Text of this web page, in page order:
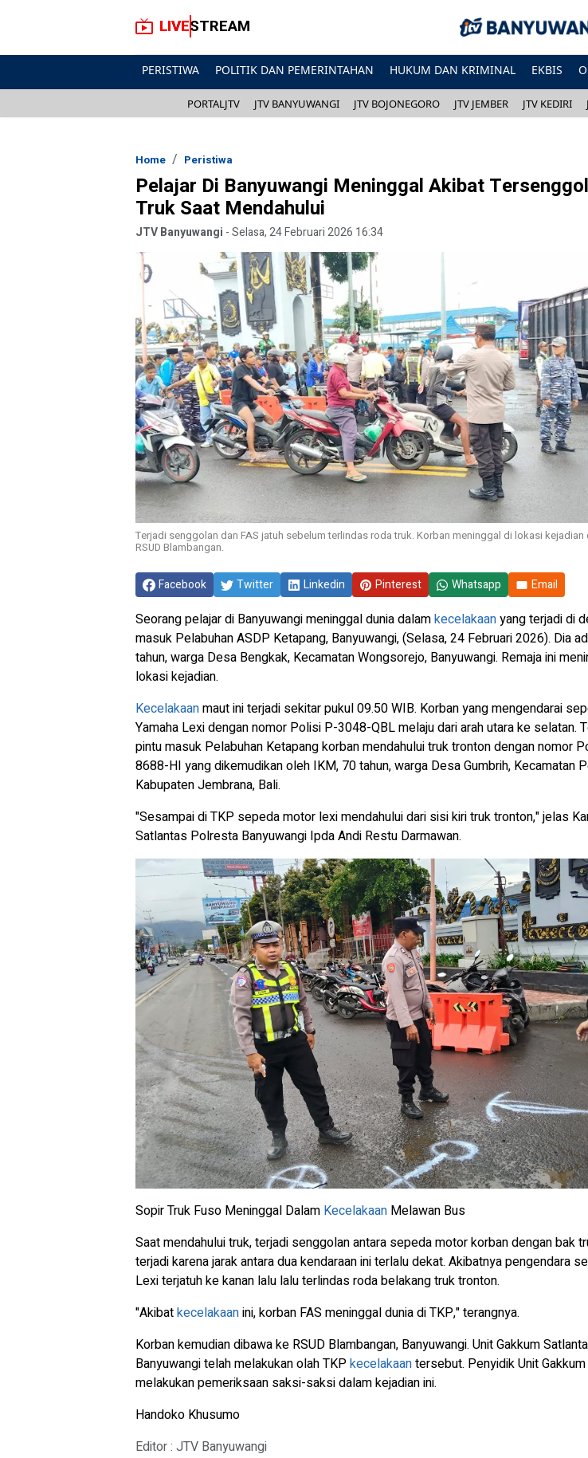
LIVESTREAM
PERISTIWA POLITIK DAN PEMERINTAHAN HUKUM DAN KRIMINAL EKBIS
PORTALJTV JTV BANYUWANGI JTV BOJONEGORO JTV JEMBER JTV KEDIRI
Home Peristiwa
Pelajar Di Banyuwangi Meninggal Akibat
Truk Saat Mendahului
JTV Banyuwangi -Selasa, 24 Februari 2026 16:34
Terjadi senggolan dan FAS jatuh sebelum terlindas roda truk. Korban meninggal di lokasi
RSUD Blambangan.
Facebook Twitter Linkedin Pinterest Whatsapp Email
Seorang pelajar di Banyuwangi meninggal dunia dalamkecelakaanyang terjadi di
masuk Pelabuhan ASDP Ketapang, Banyuwangi, (Selasa, 24 Februari 2026). Dia
tahun, warga Desa Bengkak, Kecamatan Wongsorejo, Banyuwangi. Remaja ini
lokasi kejadian.
Kecelakaanmaut ini terjadi sekitar pukul 09.50 WIB. Korban yang mengendarai
Yamaha Lexi dengan nomor Polisi P-3048-QBL melaju dari arah utara ke selatan.
pintu masuk Pelabuhan Ketapang korban mendahului truk tronton dengan nomor
8688-HI yang dikemudikan oleh IKM, 70 tahun, warga Desa Gumbrih, Kecamatan
Kabupaten Jembrana, Bali.
"Sesampai di TKP sepeda motor lexi mendahului dari sisi kiri truk tronton," jelas
Satlantas Polresta Banyuwangi Ipda Andi Restu Darmawan.
Sopir Truk Fuso Meninggal Dalam Kecelakaan Melawan Bus
Saat mendahului truk, terjadi senggolan antara sepeda motor korban dengan bak
terjadi karena jarak antara dua kendaraan ini terlalu dekat. Akibatnya pengendara
Lexi terjatuh ke kanan lalu lalu terlindas roda belakang truk tronton.
"Akibatkecelakaanini, korban FAS meninggal dunia di TKP," terangnya.
Korban kemudian dibawa ke RSUD Blambangan, Banyuwangi. Unit Gakkum
Banyuwangi telah melakukan olah TKPkecelakaantersebut. Penyidik Unit
melakukan pemeriksaan saksi-saksi dalam kejadian ini.
Handoko Khusumo
Editor : JTV Banyuwangi